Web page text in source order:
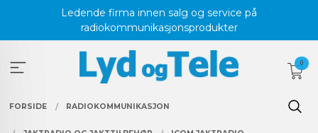
Ledende firma innen salg og service på
radiokommunikasjonsprodukter
0
FORSIDE RADIOKOMMUNIKASJON